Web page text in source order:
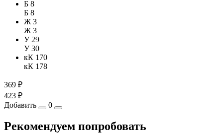
Б 8
Б 8
Ж 3
Ж 3
У 29
У 30
кК 170
кК 178
369 ₽
423 ₽
Добавить
0
Рекомендуем попробовать